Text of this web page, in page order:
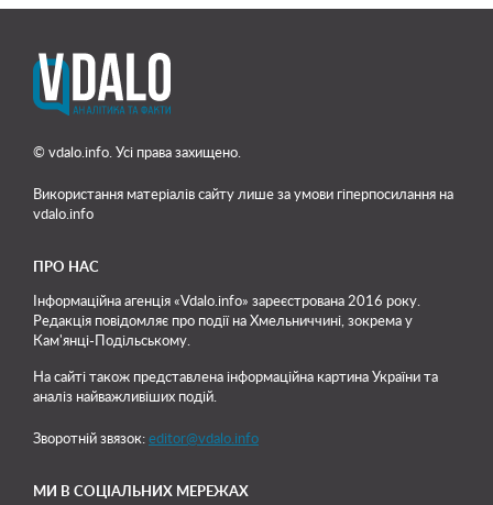
© vdalo.info. Усі права захищено.
Використання матеріалів сайту лише за умови гіперпосилання на
vdalo.info
ПРО НАС
Інформаційна агенція «Vdalo.info» зареєстрована 2016 року.
Редакція повідомляє про події на Хмельниччині, зокрема у
Кам'янці-Подільському.
На сайті також представлена інформаційна картина України та
аналіз найважливіших подій.
Зворотній звязок: editor@vdalo.info
МИ В СОЦІАЛЬНИХ МЕРЕЖАХ